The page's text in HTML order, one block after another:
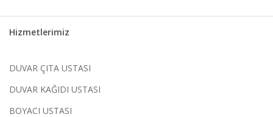
Hizmetlerimiz
DUVAR ÇITA USTASI
DUVAR KAĞIDI USTASI
BOYACI USTASI